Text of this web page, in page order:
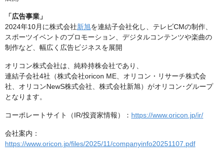
「広告事業」
2024年10月に株式会社新旭を連結子会社化し、テレビCMの制作、
スポーツイベントのプロモーション、デジタルコンテンツや楽曲の
制作など、幅広く広告ビジネスを展開
オリコン株式会社は、純粋持株会社であり、
連結子会社4社（株式会社oricon ME、オリコン・リサーチ株式会
社、オリコンNewS株式会社、株式会社新旭）がオリコン･グループ
となります。
コーポレートサイト（IR/投資家情報）： https://www.oricon.jp/ir/
会社案内：
https://www.oricon.jp/files/2025/11/companyinfo20251107.pdf